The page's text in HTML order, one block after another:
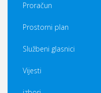
Proračun
Prostorni plan
Službeni glasnici
Vijesti